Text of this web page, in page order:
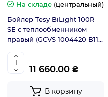
На складе (центральный)
Бойлер Tesy BiLight 100R
SE с теплообменником
правый (GCVS 1004420 B11
11 660.00 ₴
В корзину